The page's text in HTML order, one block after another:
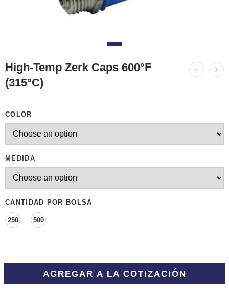
High-Temp Zerk Caps 600°F
(315°C)
COLOR
MEDIDA
CANTIDAD POR BOLSA
250 500
AGREGAR A LA COTIZACIÓN